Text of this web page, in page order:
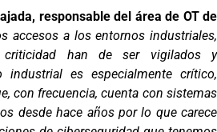
responsable del área de OT de
accesos a los entornos industriales,
han de ser vigilados y
industrial es especialmente crítico,
con frecuencia, cuenta con sistemas
desde hace años por lo que carece